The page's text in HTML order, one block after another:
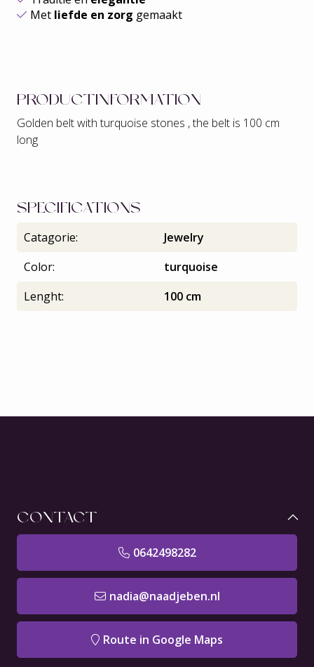
Met liefde en zorg gemaakt
PRODUCTINFORMATION
Golden belt with turquoise stones , the belt is 100 cm
long
SPECIFICATIONS
Catagorie:
Jewelry
Color:
turquoise
Lenght:
100 cm
CONTACT
0642498282
nadia@naadjeben.nl
Route in Google Maps